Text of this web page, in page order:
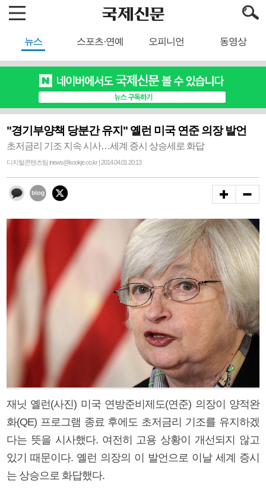
뉴스 스포츠·연예 오피니언 동영상
"경기부양책 당분간 유지" 옐런 미국 연준 의장 발언
초저금리 기조 지속 시사…세계 증시 상승세로 화답
디지털콘텐츠팀 inews@kookje.co.kr | 2014.04.01 20:13
재닛 옐런(사진) 미국 연방준비제도(연준) 의장이 양적완
화(QE) 프로그램 종료 후에도 초저금리 기조를 유지하겠
다는 뜻을 시사했다. 여전히 고용 상황이 개선되지 않고
있기 때문이다. 옐런 의장의 이 발언으로 이날 세계 증시
는 상승으로 화답했다.